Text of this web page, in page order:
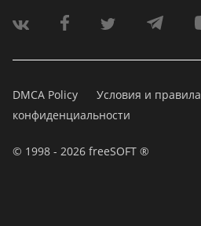
DMCA Policy Условия и правила
конфиденциальности
© 1998 - 2026 freeSOFT ®